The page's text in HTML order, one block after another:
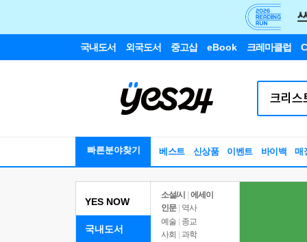
국내도서 외국도서 중고샵 eBook 크레마클럽
빠른분야찾기 베스트 신상품 이벤트 바이백 매
YES NOW
국내도서
소설/시
에세이
인문
역사
예술 | 종교
사회 | 과학